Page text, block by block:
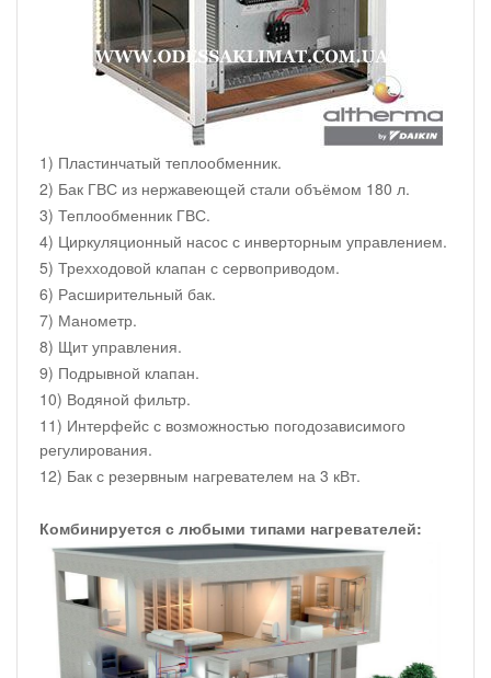
1) Пластинчатый теплообменник.
2) Бак ГВС из нержавеющей стали объёмом 180 л.
3) Теплообменник ГВС.
4) Циркуляционный насос с инверторным управлением.
5) Трехходовой клапан с сервоприводом.
6) Расширительный бак.
7) Манометр.
8) Щит управления.
9) Подрывной клапан.
10) Водяной фильтр.
11) Интерфейс с возможностью погодозависимого
регулирования.
12) Бак с резервным нагревателем на 3 кВт.
Комбинируется с любыми типами нагревателей: